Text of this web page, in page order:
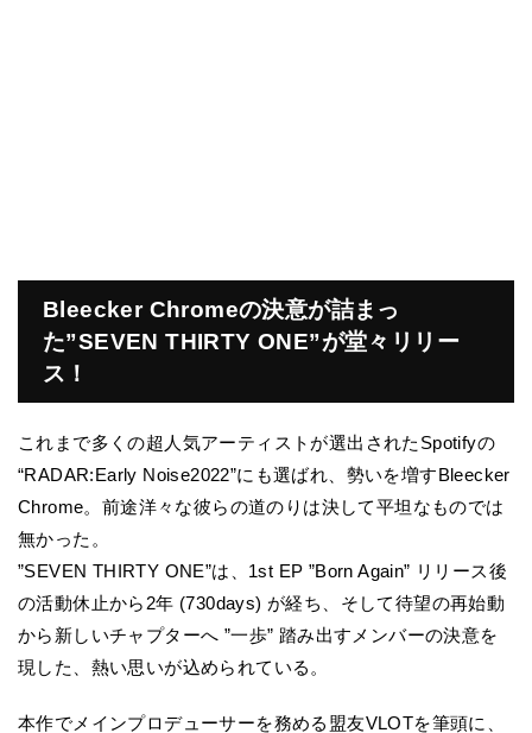
Bleecker Chromeの決意が詰まっ
た”SEVEN THIRTY ONE”が堂々リリー
ス！
これまで多くの超人気アーティストが選出されたSpotifyの
“RADAR:Early Noise2022”にも選ばれ、勢いを増すBleecker
Chrome。前途洋々な彼らの道のりは決して平坦なものでは
無かった。
”SEVEN THIRTY ONE”は、1st EP ”Born Again” リリース後
の活動休止から2年 (730days) が経ち、そして待望の再始動
から新しいチャプターへ ”一歩” 踏み出すメンバーの決意を
現した、熱い思いが込められている。
本作でメインプロデューサーを務める盟友VLOTを筆頭に、